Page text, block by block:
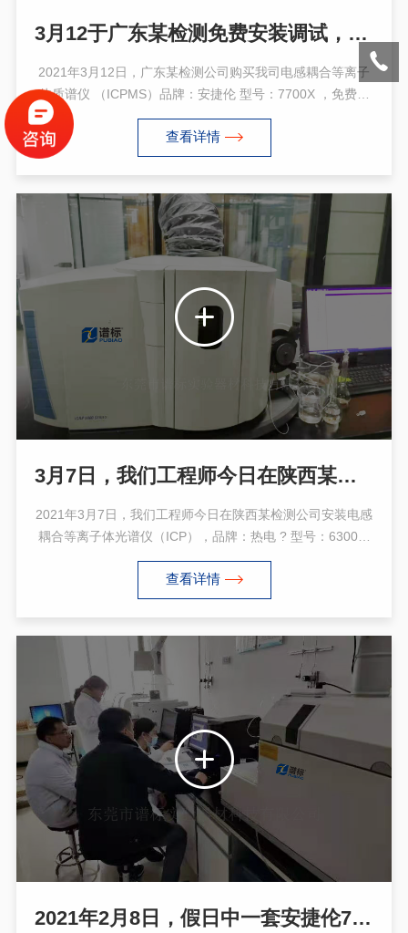
3月12于广东某检测免费安装调试，免费现场技术培训/安捷伦 ICPMS 7700X
2021年3月12日，广东某检测公司购买我司电感耦合等离子
体质谱仪 （ICPMS）品牌：安捷伦 型号：7700X ，免费安
装调试，免费现场技术培训，手把手教会为止。ICP-MS技术
是80年代发展起来的新的分析测试技术。它以将ICP的高温
(8000K)电离特性与四极杆质谱计的灵敏快速扫描的优点相
形态分析技术。
查看详情
3月7日，我们工程师今日在陕西某检测公司安装电感耦合等离子体光谱仪ICP 6300
2021年3月7日，我们工程师今日在陕西某检测公司安装电感
耦合等离子体光谱仪（ICP），品牌：热电 ? 型号：6300。
当天这台ICP 6300 安装调试、培训完毕，顺利通过客户验
收，感谢客户的支持与认可！PS：我司还有大量GCMS，
ICPMS，LCMSMS，ICP，GC，HPLC，AAS，DFS等，欢
查看详情
2021年2月8日，假日中一套安捷伦7500CE ICPMS在四川安装完毕